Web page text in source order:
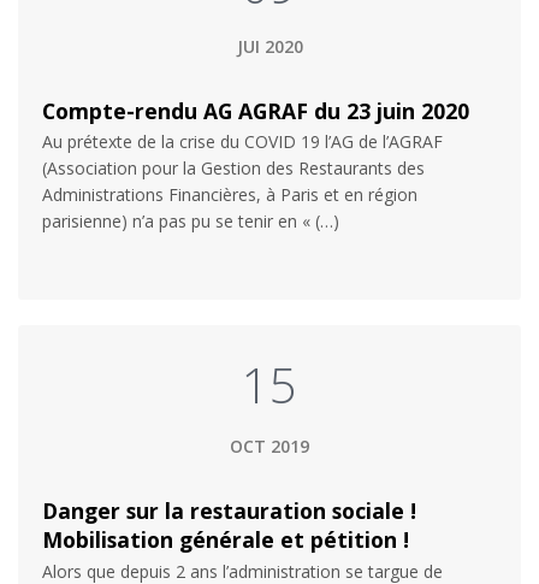
JUI 2020
Compte-rendu AG AGRAF du 23 juin 2020
Au prétexte de la crise du COVID 19 l’AG de l’AGRAF
(Association pour la Gestion des Restaurants des
Administrations Financières, à Paris et en région
parisienne) n’a pas pu se tenir en « (…)
15
OCT 2019
Danger sur la restauration sociale !
Mobilisation générale et pétition !
Alors que depuis 2 ans l’administration se targue de